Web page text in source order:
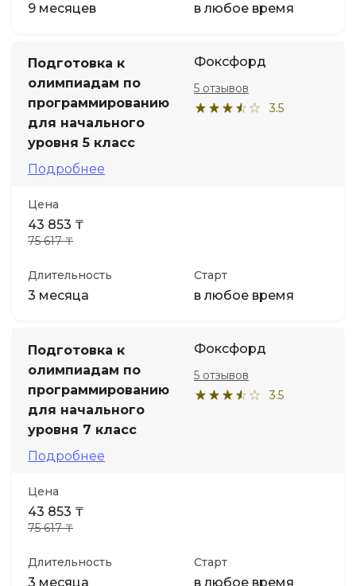
9 месяцев в любое время
Подготовка к
олимпиадам по
программированию
для начального
уровня 5 класс
Подробнее
Фоксфорд
3.5
5 отзывов
Цена
43 853 ₸
75 617 ₸
Длительность
3 месяца
Старт
в любое время
Подготовка к
олимпиадам по
программированию
для начального
уровня 7 класс
Подробнее
Фоксфорд
3.5
5 отзывов
Цена
43 853 ₸
75 617 ₸
Длительность
3 месяца
Старт
в любое время